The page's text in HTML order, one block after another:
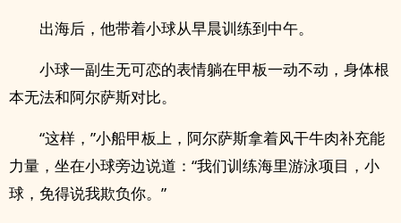
出海后，他带着小球从早晨训练到中午。
小球一副生无可恋的表情躺在甲板一动不动，身体根
本无法和阿尔萨斯对比。
“这样，”小船甲板上，阿尔萨斯拿着风干牛肉补充能
力量，坐在小球旁边说道：“我们训练海里游泳项目，小
球，免得说我欺负你。”